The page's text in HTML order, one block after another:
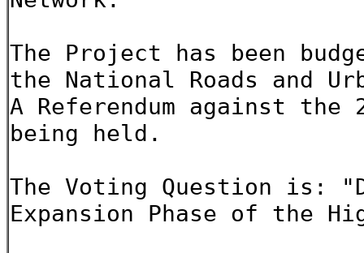
The Project has been
the National Roads and
A Referendum against the
being held.
The Voting Question is:
Expansion Phase of the